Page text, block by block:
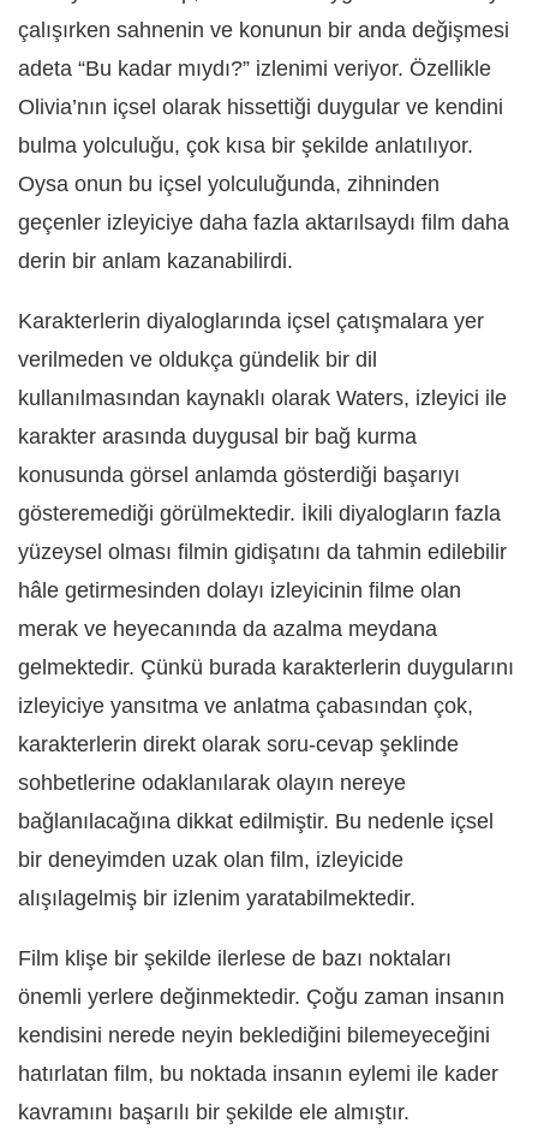
çalışırken sahnenin ve konunun bir anda değişmesi
adeta “Bu kadar mıydı?” izlenimi veriyor. Özellikle
Olivia’nın içsel olarak hissettiği duygular ve kendini
bulma yolculuğu, çok kısa bir şekilde anlatılıyor.
Oysa onun bu içsel yolculuğunda, zihninden
geçenler izleyiciye daha fazla aktarılsaydı film daha
derin bir anlam kazanabilirdi.
Karakterlerin diyaloglarında içsel çatışmalara yer
verilmeden ve oldukça gündelik bir dil
kullanılmasından kaynaklı olarak Waters, izleyici ile
karakter arasında duygusal bir bağ kurma
konusunda görsel anlamda gösterdiği başarıyı
gösteremediği görülmektedir. İkili diyalogların fazla
yüzeysel olması filmin gidişatını da tahmin edilebilir
hâle getirmesinden dolayı izleyicinin filme olan
merak ve heyecanında da azalma meydana
gelmektedir. Çünkü burada karakterlerin duygularını
izleyiciye yansıtma ve anlatma çabasından çok,
karakterlerin direkt olarak soru-cevap şeklinde
sohbetlerine odaklanılarak olayın nereye
bağlanılacağına dikkat edilmiştir. Bu nedenle içsel
bir deneyimden uzak olan film, izleyicide
alışılagelmiş bir izlenim yaratabilmektedir.
Film klişe bir şekilde ilerlese de bazı noktaları
önemli yerlere değinmektedir. Çoğu zaman insanın
kendisini nerede neyin beklediğini bilemeyeceğini
hatırlatan film, bu noktada insanın eylemi ile kader
kavramını başarılı bir şekilde ele almıştır.